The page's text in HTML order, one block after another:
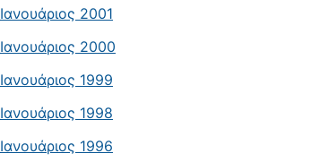
Ιανουάριος 2001
Ιανουάριος 2000
Ιανουάριος 1999
Ιανουάριος 1998
Ιανουάριος 1996